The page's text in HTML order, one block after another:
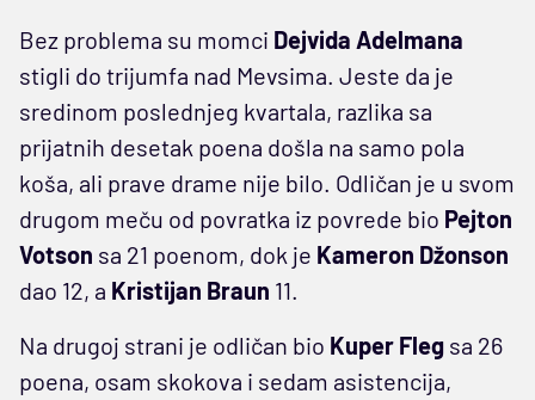
Bez problema su momci Dejvida Adelmana
stigli do trijumfa nad Mevsima. Jeste da je
sredinom poslednjeg kvartala, razlika sa
prijatnih desetak poena došla na samo pola
koša, ali prave drame nije bilo. Odličan je u svom
drugom meču od povratka iz povrede bio Pejton
Votson sa 21 poenom, dok je Kameron Džonson
dao 12, a Kristijan Braun 11.
Na drugoj strani je odličan bio Kuper Fleg sa 26
poena, osam skokova i sedam asistencija,